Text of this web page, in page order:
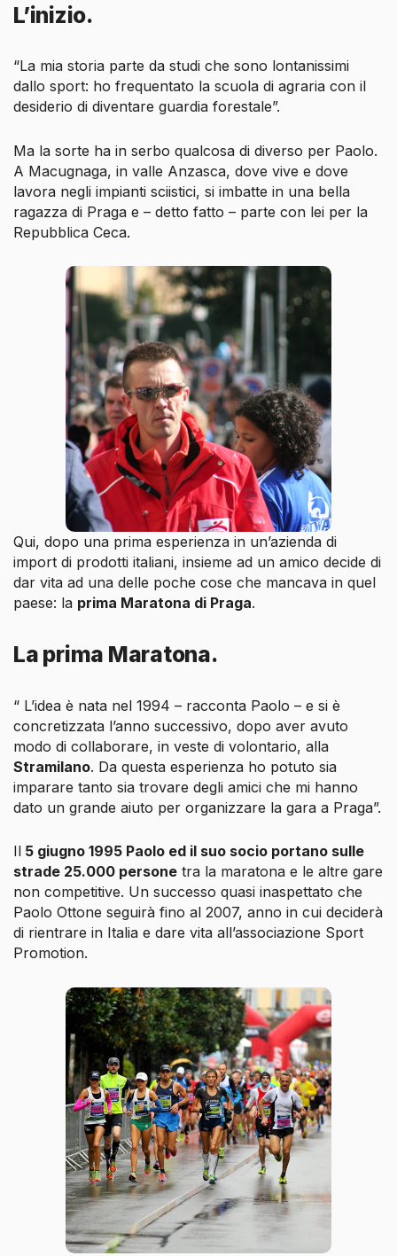
L’inizio.
“La mia storia parte da studi che sono lontanissimi
dallo sport: ho frequentato la scuola di agraria con il
desiderio di diventare guardia forestale”.
Ma la sorte ha in serbo qualcosa di diverso per Paolo.
A Macugnaga, in valle Anzasca, dove vive e dove
lavora negli impianti sciistici, si imbatte in una bella
ragazza di Praga e – detto fatto – parte con lei per la
Repubblica Ceca.
Qui, dopo una prima esperienza in un’azienda di
import di prodotti italiani, insieme ad un amico decide di
dar vita ad una delle poche cose che mancava in quel
paese: la prima Maratona di Praga.
La prima Maratona.
“ L’idea è nata nel 1994 – racconta Paolo – e si è
concretizzata l’anno successivo, dopo aver avuto
modo di collaborare, in veste di volontario, alla
Stramilano. Da questa esperienza ho potuto sia
imparare tanto sia trovare degli amici che mi hanno
dato un grande aiuto per organizzare la gara a Praga”.
Il 5 giugno 1995 Paolo ed il suo socio portano sulle
strade 25.000 persone tra la maratona e le altre gare
non competitive. Un successo quasi inaspettato che
Paolo Ottone seguirà fino al 2007, anno in cui deciderà
di rientrare in Italia e dare vita all’associazione Sport
Promotion.